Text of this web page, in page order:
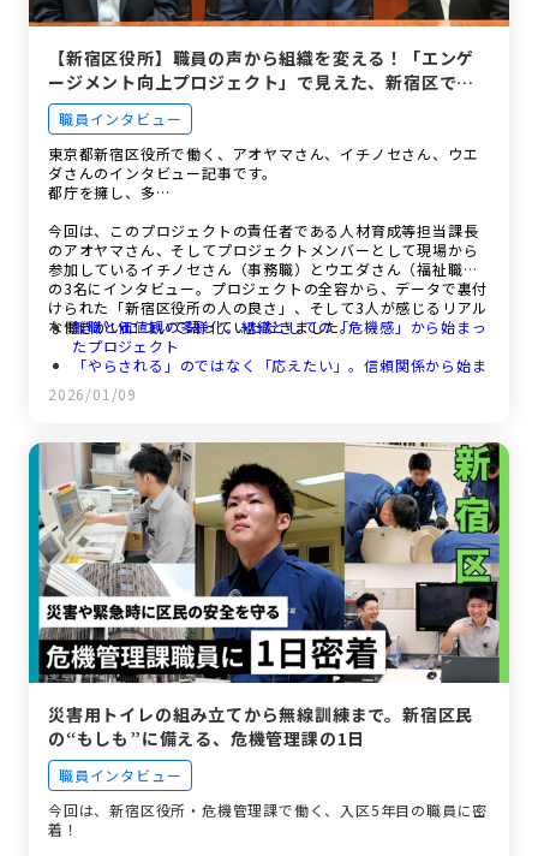
【新宿区役所】職員の声から組織を変える！「エンゲ
ージメント向上プロジェクト」で見えた、新宿区で働
く本当の魅力とは？
職員インタビュー
東京都新宿区役所で働く、アオヤマさん、イチノセさん、ウエ
ダさんのインタビュー記事です。
都庁を擁し、多…
今回は、このプロジェクトの責任者である人材育成等担当課長
のアオヤマさん、そしてプロジェクトメンバーとして現場から
参加しているイチノセさん（事務職）とウエダさん（福祉職）
の3名にインタビュー。プロジェクトの全容から、データで裏付
けられた「新宿区役所の人の良さ」、そして3人が感じるリアル
な働きがいについて語っていただきました。
離職と価値観の多様化。組織としての「危機感」から始まっ
たプロジェクト
「やらされる」のではなく「応えたい」。信頼関係から始ま
ったプロジェクト参加
データで証明された新宿区役所の「人の良さ」と「助け合う
職種や年次を超えたチーム活動。「変えられること」と「変
えられないこと」の狭間で
これから働く人へ。「新宿区役所」は自分を成長させてくれ
る場所
2026/01/09
災害用トイレの組み立てから無線訓練まで。新宿区民
の“もしも”に備える、危機管理課の1日
職員インタビュー
今回は、新宿区役所・危機管理課で働く、入区5年目の職員に密
着！